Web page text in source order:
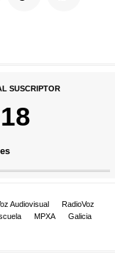
SUSCRIPTOR
Audiovisual
RadioVoz
MPXA
Galicia